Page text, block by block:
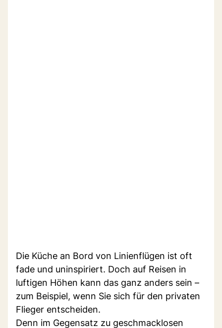
Die Küche an Bord von Linienflügen ist oft
fade und uninspiriert. Doch auf Reisen in
luftigen Höhen kann das ganz anders sein –
zum Beispiel, wenn Sie sich für den privaten
Flieger entscheiden.
Denn im Gegensatz zu geschmacklosen